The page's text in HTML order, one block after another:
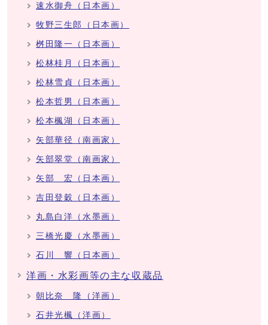
速水御舟（日本画）
牧野三生郎（日本画）
桝田隆一（日本画）
松林桂月（日本画）
松林雪貞（日本画）
松本哲男（日本画）
松本楓湖（日本画）
矢部華径（南画家）
矢部翠堂（南画家）
矢部 宏（日本画）
吉田登穀（日本画）
丸島白洋（水墨画）
三橋光慶（水墨画）
石川 響（日本画）
洋画・水彩画等の主な収蔵品
朝比奈 隆（洋画）
石井光楓（洋画）